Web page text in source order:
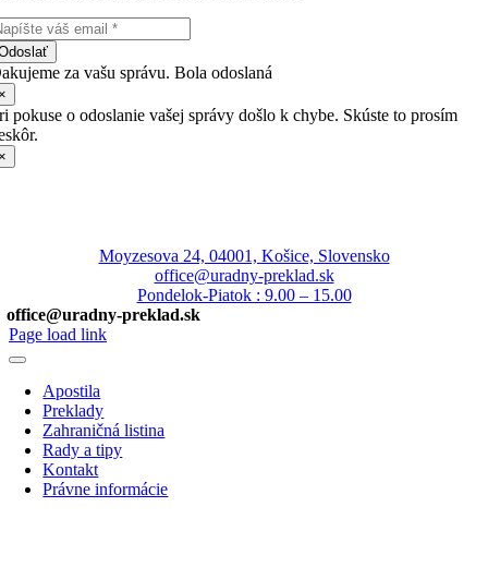
za vašu správu. Bola odoslaná
pokuse o odoslanie vašej správy došlo k chybe. Skúste to prosím
Moyzesova 24, 04001, Košice, Slovensko
office@uradny-preklad.sk
Pondelok-Piatok : 9.00 – 15.00
office@uradny-preklad.sk
Page load link
Apostila
Preklady
Zahraničná listina
Rady a tipy
Kontakt
Právne informácie